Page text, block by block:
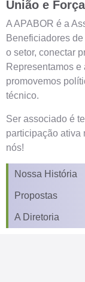
União e
A APABOR é a
Beneficiadores
o setor, conectar
Representamos
promovemos
técnico.
Ser associado é
participação ativa
nós!
Nossa História
Propostas
A Diretoria